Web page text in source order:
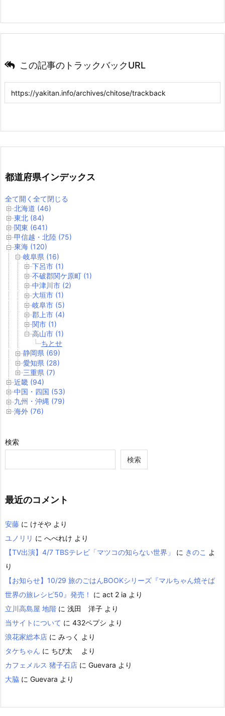
この記事のトラックバックURL
都道府県インデックス
全て開く 全て閉じる
北海道 (46)
東北 (84)
関東 (641)
甲信越・北陸 (75)
東海 (120)
岐阜県 (16)
下呂市 (1)
不破郡関ケ原町 (1)
中津川市 (2)
大垣市 (1)
岐阜市 (5)
郡上市 (4)
関市 (1)
高山市 (1)
ちとせ
静岡県 (69)
愛知県 (28)
三重県 (7)
近畿 (94)
中国・四国 (53)
九州・沖縄 (79)
海外 (76)
検索
検索
最近のコメント
安藤 に けそや より
ユノリリ に へべれけ より
【TV出演】4/7 TBSテレビ「マツコの知らない世界」
に きのこ よ
り
【お知らせ】10/29 旅のごはんBOOKシリーズ『マルちゃん焼そば
世界の旅レシピ50』発売！
に act 2 ia より
立川高島屋 地階 に 浅田 洋子 より
当サイトについて に 432ペプシ より
浪花家総本店 に みっく
より
タケちゃん に ちび太
より
カフェメルス 猪子石店 に Guevara より
大脇 に Guevara より